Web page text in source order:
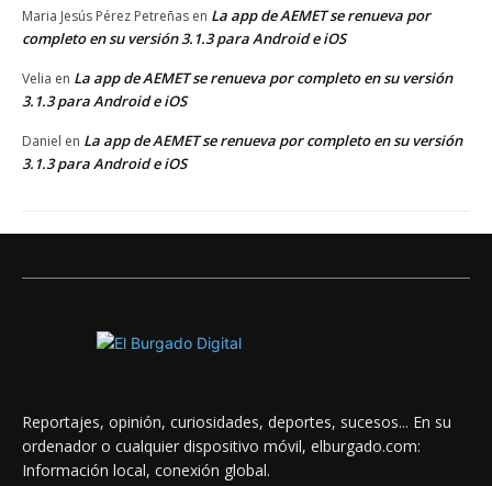
Maria Jesús Pérez Petreñas en La app de AEMET se renueva por
completo en su versión 3.1.3 para Android e iOS
Velia en La app de AEMET se renueva por completo en su versión
3.1.3 para Android e iOS
Daniel en La app de AEMET se renueva por completo en su versión
3.1.3 para Android e iOS
Reportajes, opinión, curiosidades, deportes, sucesos... En su
ordenador o cualquier dispositivo móvil, elburgado.com:
Información local, conexión global.